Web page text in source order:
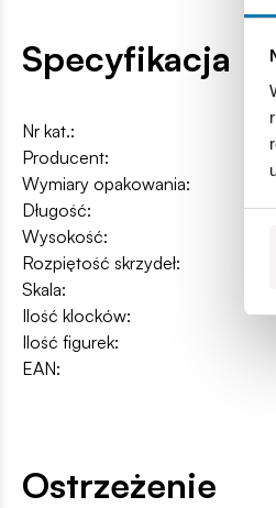
Specyfikacja
Nr kat.:
Producent:
Wymiary opakowania:
Długość:
Wysokość:
Rozpiętość skrzydeł:
Skala:
Ilość klocków:
Ilość figurek:
EAN:
Ostrzeżenie